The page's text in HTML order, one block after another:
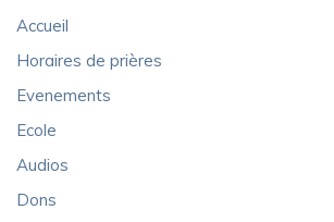
Accueil
Horaires de prières
Evenements
Ecole
Audios
Dons